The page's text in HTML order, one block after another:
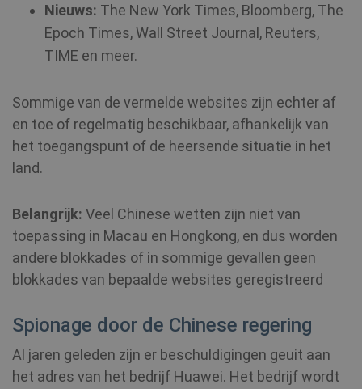
Nieuws: The New York Times, Bloomberg, The
Epoch Times, Wall Street Journal, Reuters,
TIME en meer.
Sommige van de vermelde websites zijn echter af
en toe of regelmatig beschikbaar, afhankelijk van
het toegangspunt of de heersende situatie in het
land.
Belangrijk: Veel Chinese wetten zijn niet van
toepassing in Macau en Hongkong, en dus worden
andere blokkades of in sommige gevallen geen
blokkades van bepaalde websites geregistreerd
Spionage door de Chinese regering
Al jaren geleden zijn er beschuldigingen geuit aan
het adres van het bedrijf Huawei. Het bedrijf wordt